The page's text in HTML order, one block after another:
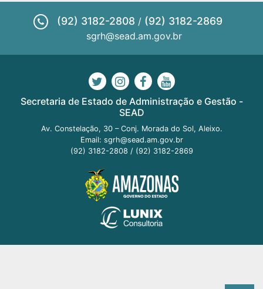
(92) 3182-2808 / (92) 3182-2869
sgrh@sead.am.gov.br
Secretaria de Estado de Administração e Gestão -
SEAD
Av. Constelação, 30 – Conj. Morada do Sol, Aleixo.
Email: sgrh@sead.am.gov.br
(92) 3182-2808 / (92) 3182-2869